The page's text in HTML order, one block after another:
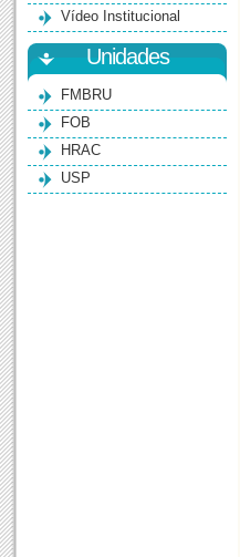
Vídeo Institucional
Unidades
FMBRU
FOB
HRAC
USP